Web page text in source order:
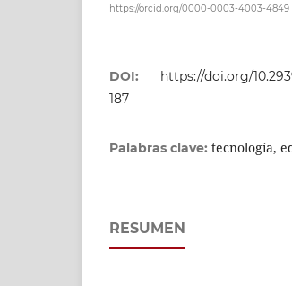
https://orcid.org/0000-0003-4003-4849
DOI: https://doi.org/
187
Palabras clave: tecnología,
RESUMEN